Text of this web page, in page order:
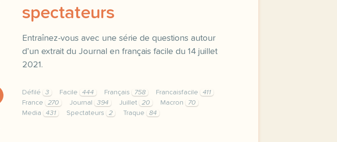
spectateurs
Entraînez-vous avec une série de questions autour
d’un extrait du Journal en français facile du 14 juillet
2021.
Défilé 3 Facile 444 Français 758 Francaisfacile
411
France
270 Journal 394 Juillet 20 Macron
70
Media
431 Spectateurs 2 Traque 84